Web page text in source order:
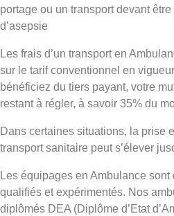
portage ou un transport devant
d’asepsie
Les frais d’un transport en
sur le tarif conventionnel en
bénéficiez du tiers payant, votre
restant à régler, à savoir 35% du
Dans certaines situations, la prise
transport sanitaire peut s’élever
Les équipages en Ambulance
qualifiés et expérimentés. Nos
diplômés DEA (Diplôme d’Etat